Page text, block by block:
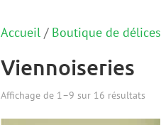
Accueil / Boutique de délices
Viennoiseries
Affichage de 1–9 sur 16 résultats